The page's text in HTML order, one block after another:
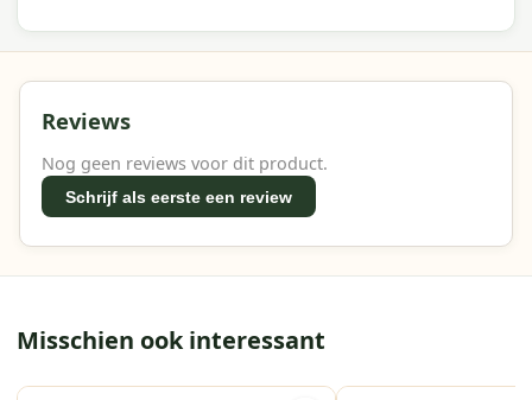
Reviews
Nog geen reviews voor dit product.
Schrijf als eerste een review
Misschien ook interessant